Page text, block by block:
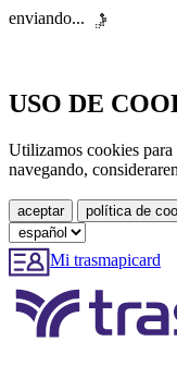
enviando...
USO DE
Utilizamos cookies
navegando,
Mi trasmapicard